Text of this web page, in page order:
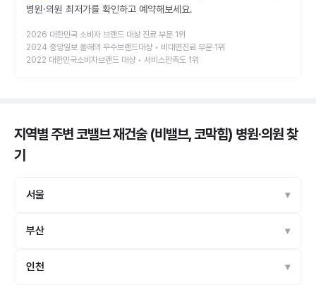
병원·의원 최저가를 확인하고 예약해보세요.
2026 대한민국 소비자 브랜드 대상 진료 부문 1위
2024 중앙일보 올해의 우수브랜드대상 • 비대면진료 부문 1위
2022 대한민국소비자브랜드 대상 • 서비스만족도 1위
지역별 주변 코밸브 재건술 (비밸브, 코막힘) 병원·의원찾
기
서울
부산
인천